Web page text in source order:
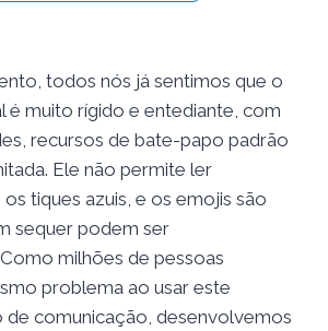
todos nós já sentimos que o
é muito rígido e entediante, com
recursos de bate-papo padrão
Ele não permite ler
tiques azuis, e os emojis são
sequer podem ser
milhões de pessoas
problema ao usar este
de comunicação, desenvolvemos